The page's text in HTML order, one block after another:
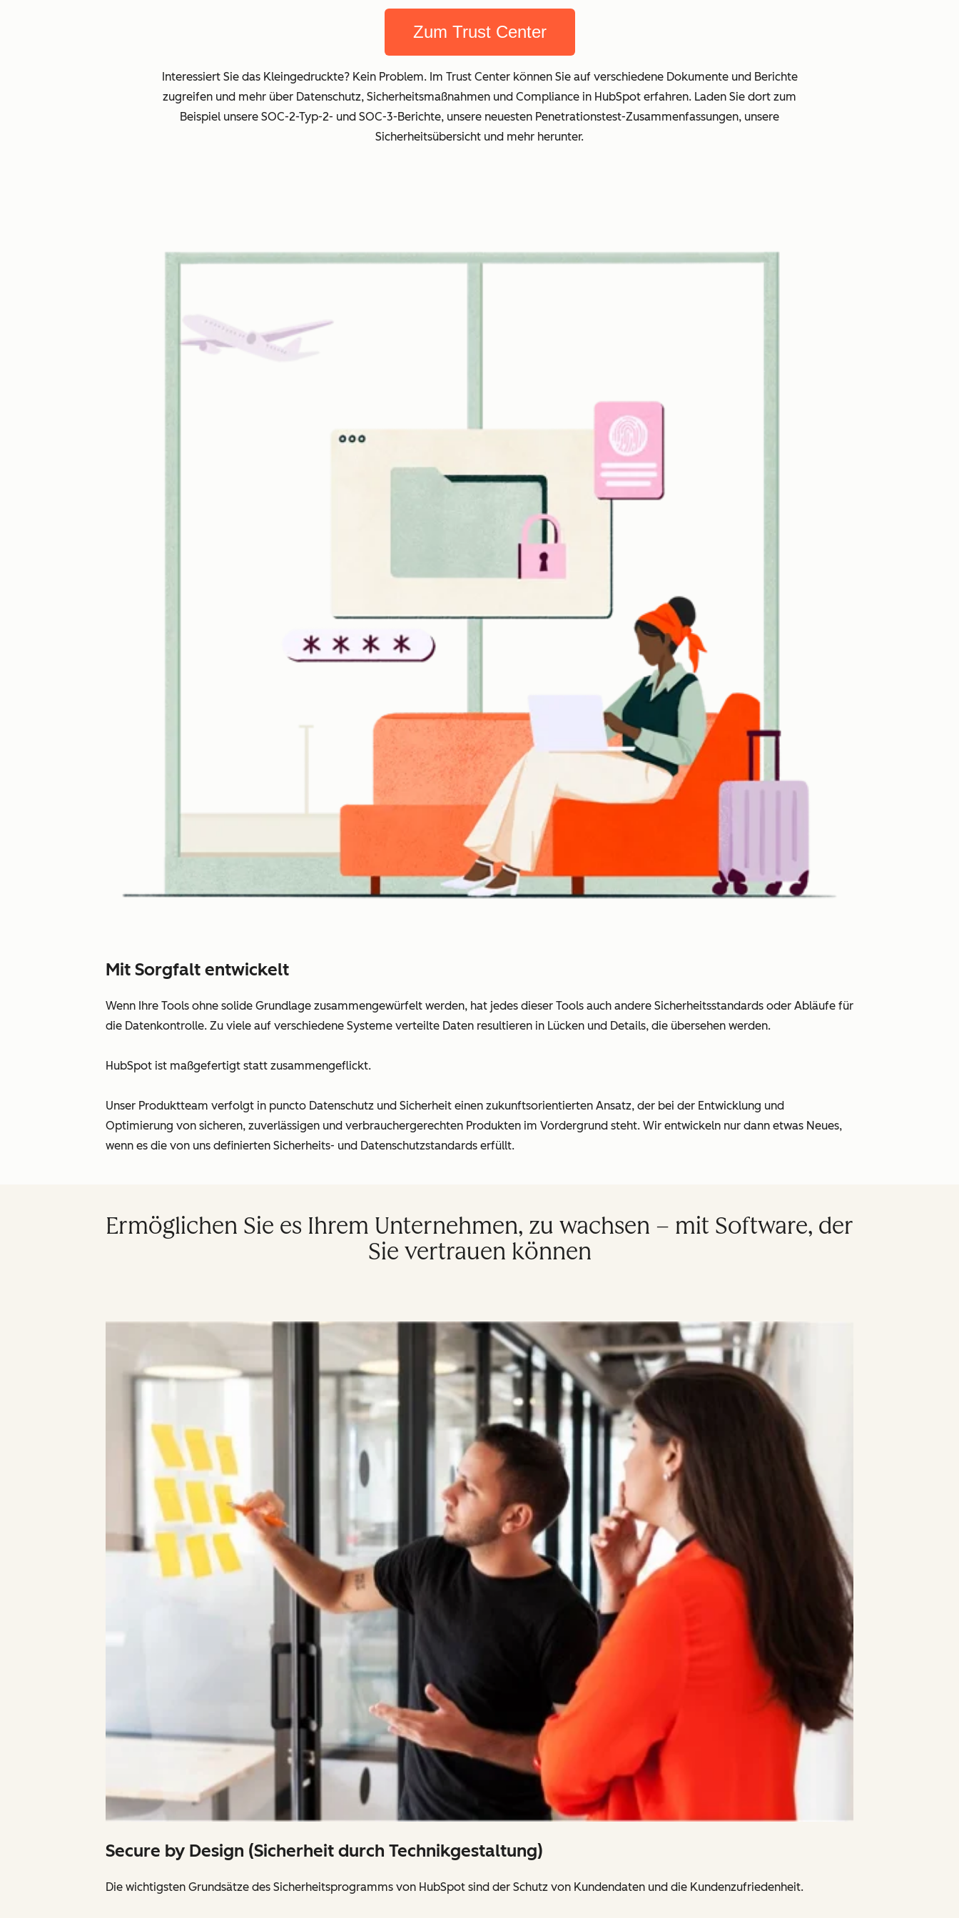
Zum Trust Center
Interessiert Sie das Kleingedruckte? Kein Problem. Im Trust Center können Sie auf verschiedene Dokumente und Berichte
zugreifen und mehr über Datenschutz, Sicherheitsmaßnahmen und Compliance in HubSpot erfahren. Laden Sie dort zum
Beispiel unsere SOC-2-Typ-2- und SOC-3-Berichte, unsere neuesten Penetrationstest-Zusammenfassungen, unsere
Sicherheitsübersicht und mehr herunter.
Mit Sorgfalt entwickelt
Wenn Ihre Tools ohne solide Grundlage zusammengewürfelt werden, hat jedes dieser Tools auch andere Sicherheitsstandards oder Abläufe für
die Datenkontrolle. Zu viele auf verschiedene Systeme verteilte Daten resultieren in Lücken und Details, die übersehen werden.
HubSpot ist maßgefertigt statt zusammengeflickt.
Unser Produktteam verfolgt in puncto Datenschutz und Sicherheit einen zukunftsorientierten Ansatz, der bei der Entwicklung und
Optimierung von sicheren, zuverlässigen und verbrauchergerechten Produkten im Vordergrund steht. Wir entwickeln nur dann etwas Neues,
wenn es die von uns definierten Sicherheits- und Datenschutzstandards erfüllt.
Ermöglichen Sie es Ihrem Unternehmen, zu wachsen – mit Software, der
Sie vertrauen können
Secure by Design (Sicherheit durch Technikgestaltung)
Die wichtigsten Grundsätze des Sicherheitsprogramms von HubSpot sind der Schutz von Kundendaten und die Kundenzufriedenheit.